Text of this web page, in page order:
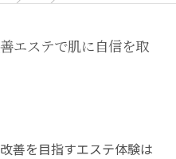
エステで肌に自信を取
善を目指すエステ体験は